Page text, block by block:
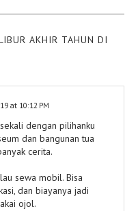
AKHIR TAHUN DI
at 10:12 PM
dengan pilihanku
dan bangunan tua
cerita.
sewa mobil. Bisa
dan biayanya jadi
ojol.